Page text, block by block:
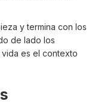
y termina con los
de lado los
vida es el contexto